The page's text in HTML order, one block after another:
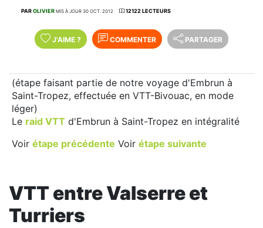
PAROLIVIER MIS À JOUR 30 OCT. 2012 12122 LECTEURS
J'AIME ? COMMENTER PARTAGER
(étape faisant partie de notre voyage d'Embrun à
Saint-Tropez, effectuée en VTT-Bivouac, en mode
léger)
Le raid VTT d'Embrun à Saint-Tropez en intégralité
Voir étape précédente Voir étape suivante
VTT entre Valserre et
Turriers